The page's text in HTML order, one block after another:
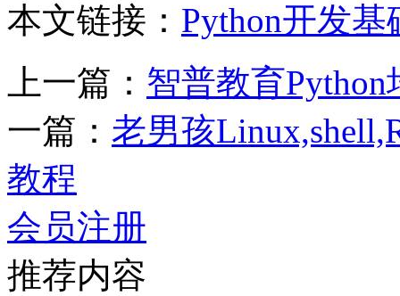
本文链接： Python开发
上一篇： 智普教育
一篇： 老男孩
教程
会员注册
推荐内容